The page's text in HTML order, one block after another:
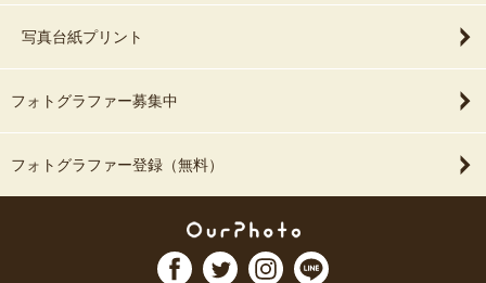
写真台紙プリント
フォトグラファー募集中
フォトグラファー登録（無料）